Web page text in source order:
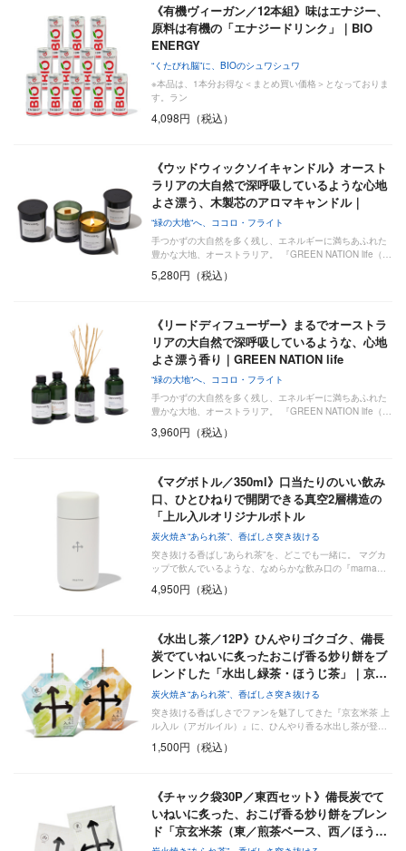
《有機ヴィーガン／12本組》味はエナジー、
原料は有機の「エナジードリンク」｜BIO
ENERGY
“くたびれ脳”に、BIOのシュワシュワ
※本品は、1本分お得な＜まとめ買い価格＞となっておりま
す。ラン
4,098円（税込）
《ウッドウィックソイキャンドル》オースト
ラリアの大自然で深呼吸しているような心地
よさ漂う、木製芯のアロマキャンドル｜
GR…
“緑の大地“へ、ココロ・フライト
手つかずの大自然を多く残し、エネルギーに満ちあふれた
豊かな大地、オーストラリア。 『GREEN NATION life（…
5,280円（税込）
《リードディフューザー》まるでオーストラ
リアの大自然で深呼吸しているような、心地
よさ漂う香り｜GREEN NATION life
“緑の大地“へ、ココロ・フライト
手つかずの大自然を多く残し、エネルギーに満ちあふれた
豊かな大地、オーストラリア。 『GREEN NATION life（…
3,960円（税込）
《マグボトル／350ml》口当たりのいい飲み
口、ひとひねりで開閉できる真空2層構造の
「上ル入ルオリジナルボトル
炭火焼き“あられ茶”、香ばしさ突き抜ける
突き抜ける香ばし“あられ茶”を、どこでも一緒に。 マグカ
ップで飲んでいるような、なめらかな飲み口の『marna…
4,950円（税込）
《水出し茶／12P》ひんやりゴクゴク、備長
炭でていねいに炙ったおこげ香る炒り餅をブ
レンドした「水出し緑茶・ほうじ茶」｜京…
炭火焼き“あられ茶”、香ばしさ突き抜ける
突き抜ける香ばしさでファンを魅了してきた『京玄米茶 上
ル入ル（アガルイル）』に、ひんやり香る水出し茶が登…
1,500円（税込）
《チャック袋30P／東西セット》備長炭でて
いねいに炙った、おこげ香る炒り餅をブレン
ド「京玄米茶（東／煎茶ベース、西／ほう…